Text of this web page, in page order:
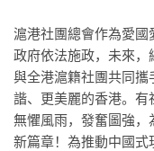
滬港社團總會作為愛
政府依法施政，未來，
與全港滬籍社團共同
諧、更美麗的香港。
無懼風雨，發奮圖強，
新篇章！為推動中國式